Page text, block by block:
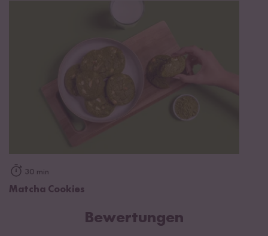
30 min
Matcha Cookies
Bewertungen